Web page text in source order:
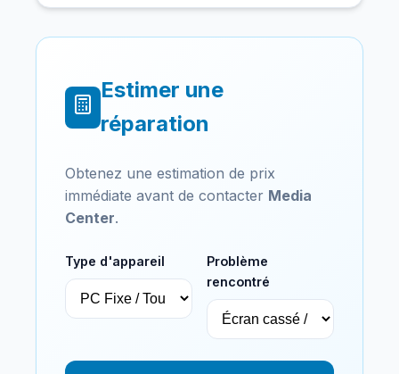
Estimer une
réparation
Obtenez une estimation de prix
immédiate avant de contacter Media
Center.
Type d'appareil
Problème
rencontré